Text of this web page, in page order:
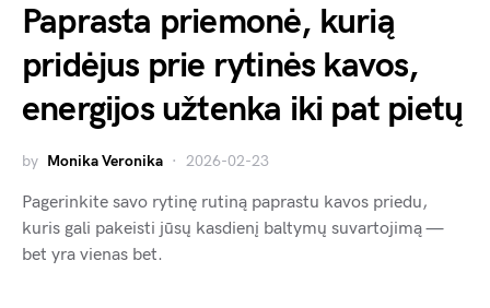
Paprasta priemonė, kurią
pridėjus prie rytinės kavos,
energijos užtenka iki pat pietų
by Monika Veronika 2026-02-23
Pagerinkite savo rytinę rutiną paprastu kavos priedu,
kuris gali pakeisti jūsų kasdienį baltymų suvartojimą —
bet yra vienas bet.